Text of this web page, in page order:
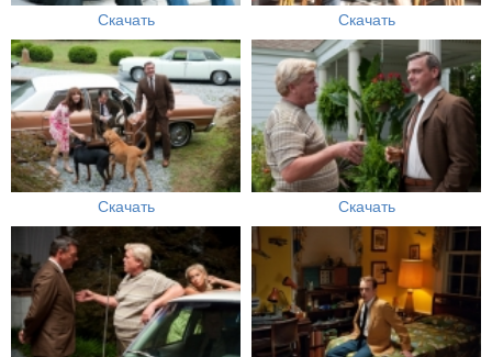
Скачать Скачать
Скачать Скачать